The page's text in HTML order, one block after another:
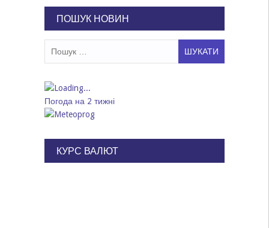
ПОШУК НОВИН
Погода на 2 тижні
КУРС ВАЛЮТ